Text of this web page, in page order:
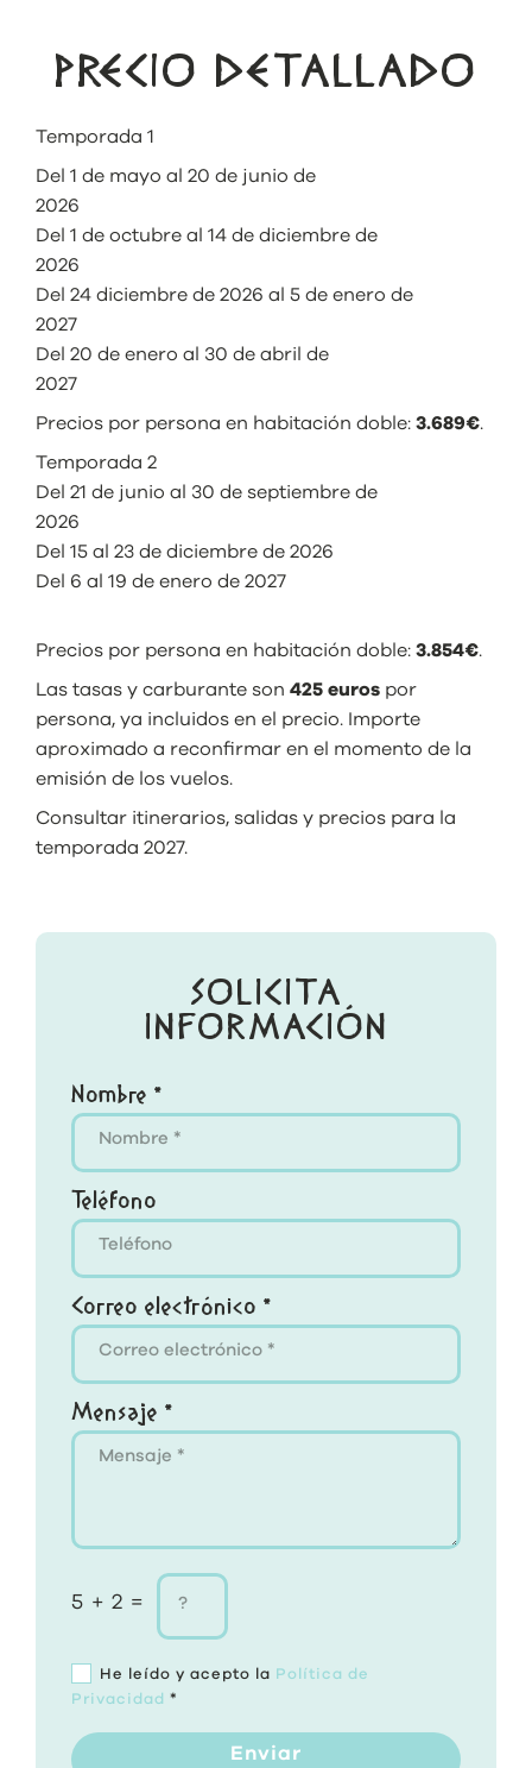
PRECIO DETALLADO
Temporada 1
Del 1 de mayo al 20 de junio de
2026
Del 1 de octubre al 14 de diciembre de
2026
Del 24 diciembre de 2026 al 5 de enero de
2027
Del 20 de enero al 30 de abril de
2027
Precios por persona en habitación doble: 3.689€.
Temporada 2
Del 21 de junio al 30 de septiembre de
2026
Del 15 al 23 de diciembre de 2026
Del 6 al 19 de enero de 2027
Precios por persona en habitación doble: 3.854€.
Las tasas y carburante son 425 euros por
persona, ya incluidos en el precio. Importe
aproximado a reconfirmar en el momento de la
emisión de los vuelos.
Consultar itinerarios, salidas y precios para la
temporada 2027.
SOLICITA
INFORMACIÓN
Nombre *
Teléfono
Correo electrónico *
Mensaje *
5 + 2 =
He leído y acepto la Política de
Privacidad *
Enviar